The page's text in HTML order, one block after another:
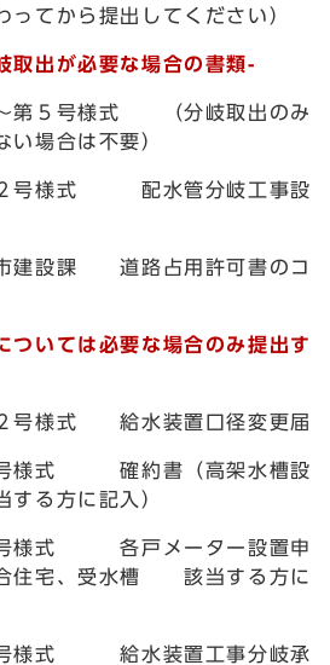
ってから提出してください）
取出が必要な場合の書類-
号様式 （分岐取出のみ
い場合は不要）
式 配水管分岐工事設
課 道路占用許可書のコ
ついては必要な場合のみ提出す
式 給水装置口径変更届
確約書（高架水槽設
る方に記入）
各戸メーター設置申
住宅、受水槽 該当する方に
給水装置工事分岐承